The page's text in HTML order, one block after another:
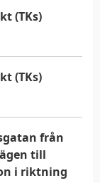
(TKs)
(TKs)
från
till
i riktning